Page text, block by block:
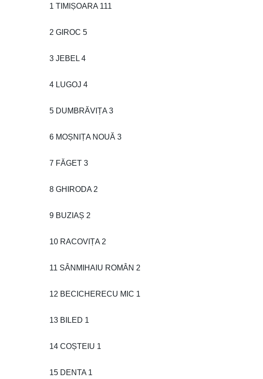
1 TIMIȘOARA 111
2 GIROC 5
3 JEBEL 4
4 LUGOJ 4
5 DUMBRĂVIȚA 3
6 MOȘNIȚA NOUĂ 3
7 FĂGET 3
8 GHIRODA 2
9 BUZIAȘ 2
10 RACOVIȚA 2
11 SÂNMIHAIU ROMÂN 2
12 BECICHERECU MIC 1
13 BILED 1
14 COȘTEIU 1
15 DENTA 1